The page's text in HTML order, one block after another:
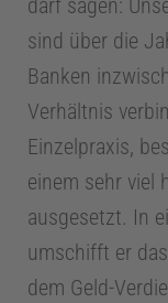
a
h
n
t
e
darf sagen:
sind über die
Banken
Verhältnis
Einzelpraxis,
einem sehr viel
ausgesetzt. In
umschifft er
dem Geld-